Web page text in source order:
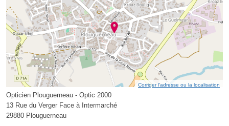
Corriger l’adresse ou la localisation
Opticien Plouguerneau - Optic 2000
13 Rue du Verger Face à Intermarché
29880 Plouguerneau